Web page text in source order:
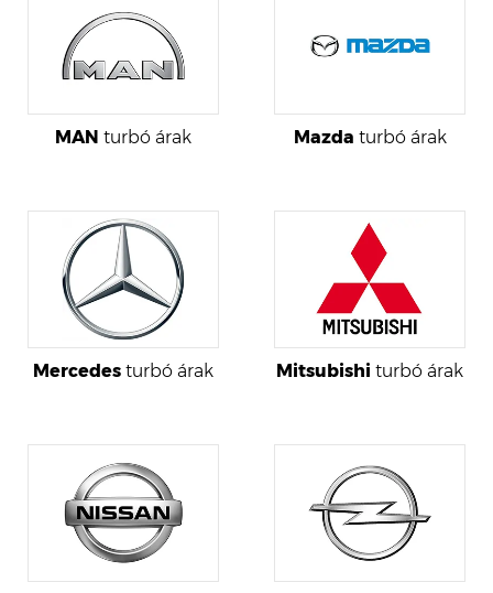
MAN turbó árak Mazda turbó árak
Mercedes turbó árak Mitsubishi turbó árak